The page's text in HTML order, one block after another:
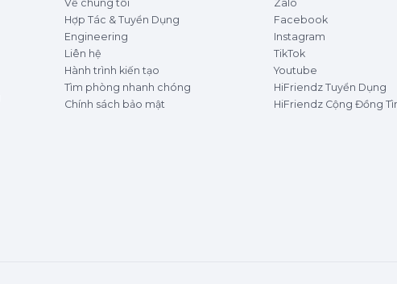
Về chúng tôi
Hợp Tác & Tuyển Dụng
Engineering
Liên hệ
Hành trình kiến tạo
Tìm phòng nhanh chóng
Chính sách bảo mật
Zalo
Facebook
Instagram
TikTok
Youtube
HiFriendz Tuyển Dụng
HiFriendz Cộng Đồng